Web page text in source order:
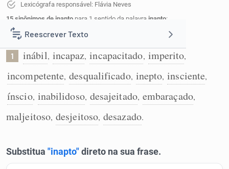
Reescrever Texto
Resumir Texto
Corrigir Texto
Detector de IA
Humanizador de IA
Lexicógrafa responsável: Flávia Neves
15 sinônimos de inapto para 1 sentido da palavra inapto:
Que não tem aptidão:
1 inábil, incapaz, incapacitado, imperito,
incompetente, desqualificado, inepto, insciente,
ínscio, inabilidoso, desajeitado, embaraçado,
maljeitoso, desjeitoso, desazado.